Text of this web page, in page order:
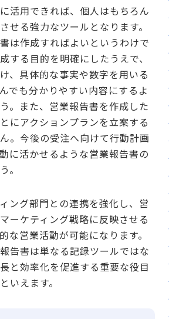
活用できれば、個人はもちろん
せる強力なツールとなります。
は作成すればよいというわけで
する目的を明確にしたうえで、
、具体的な事実や数字を用いる
でも分かりやすい内容にするよ
。また、営業報告書を作成した
にアクションプランを立案する
。今後の受注へ向けて行動計画
に活かせるような営業報告書の
。
ング部門との連携を強化し、営
ーケティング戦略に反映させる
な営業活動が可能になります。
告書は単なる記録ツールではな
と効率化を促進する重要な役目
いえます。